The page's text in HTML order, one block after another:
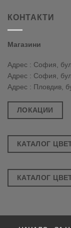
КОНТАКТИ
Магазини
Адрес : София,
Адрес : София,
Адрес : Пловдив,
ЛОКАЦИИ
КАТАЛОГ
КАТАЛОГ